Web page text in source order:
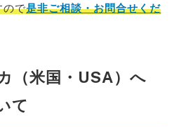
ので是非ご相談・お問合せくだ
（米国・USA）へ
て